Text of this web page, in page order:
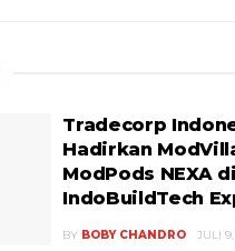
Tradecorp
Hadirkan
ModPods NEXA di
IndoBuildTech
BY BOBY CHANDRO JULI